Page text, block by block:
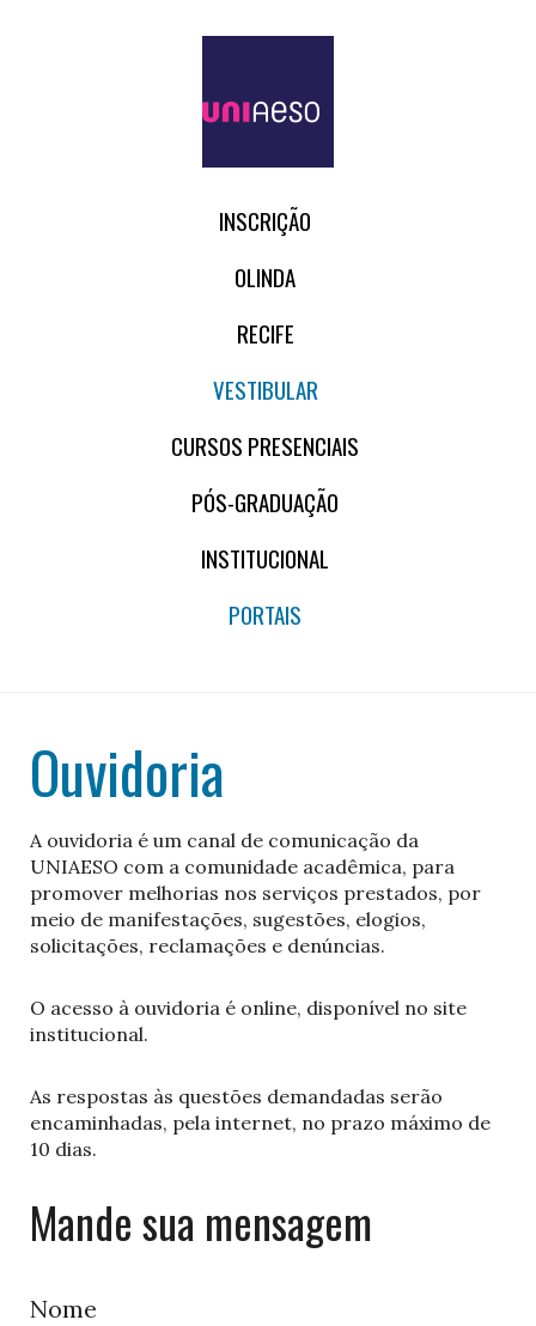
INSCRIÇÃO
OLINDA
RECIFE
VESTIBULAR
CURSOS PRESENCIAIS
PÓS-GRADUAÇÃO
INSTITUCIONAL
PORTAIS
Ouvidoria
A ouvidoria é um canal de comunicação da
UNIAESO com a comunidade acadêmica, para
promover melhorias nos serviços prestados, por
meio de manifestações, sugestões, elogios,
solicitações, reclamações e denúncias.
O acesso à ouvidoria é online, disponível no site
institucional.
As respostas às questões demandadas serão
encaminhadas, pela internet, no prazo máximo de
10 dias.
Mande sua mensagem
Nome